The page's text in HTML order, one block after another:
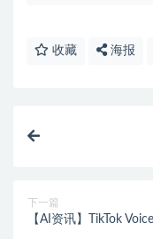
收藏 海报
下一篇
【AI资讯】TikTok